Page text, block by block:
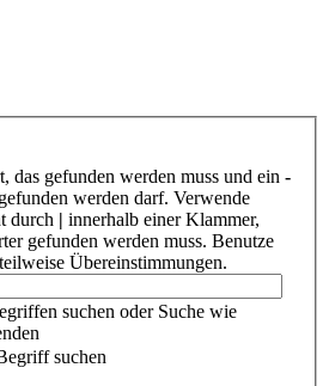
das gefunden werden muss und ein -
werden darf. Verwende
durch | innerhalb einer Klammer,
gefunden werden muss. Benutze
Übereinstimmungen.
suchen oder Suche wie
suchen